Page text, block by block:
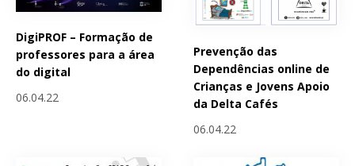
DigiPROF – Formação de
professores para a área
do digital
06.04.22
Prevenção das
Dependências online de
Crianças e Jovens Apoio
da Delta Cafés
06.04.22